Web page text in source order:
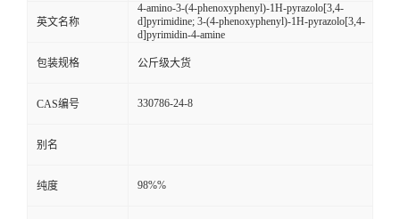
英文名称
4-amino-3-(4-phenoxyphenyl)-1H-pyrazolo[3,4-
d]pyrimidine; 3-(4-phenoxyphenyl)-1H-pyrazolo[3,4-
d]pyrimidin-4-amine
包装规格 公斤级大货
CAS编号 330786-24-8
别名
纯度 98%%